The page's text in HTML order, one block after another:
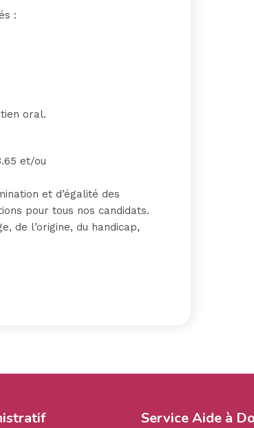
:
oral.
et/ou
et d’égalité des
pour tous nos candidats.
de l’origine, du handicap,
Service Aide à